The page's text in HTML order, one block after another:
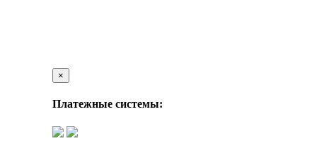
×
Платежные системы: